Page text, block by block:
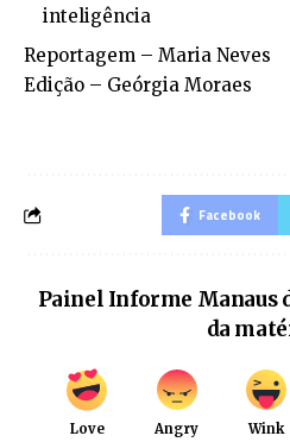
inteligência
Reportagem – Maria Neves
Edição – Geórgia Moraes
Facebook
Painel Informe Manaus
da
Love Angry Wink